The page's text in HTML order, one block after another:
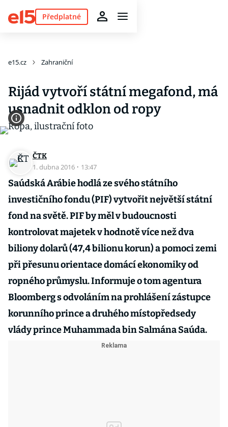
Předplatné
e15.cz Zahraniční
Rijád vytvoří státní megafond, má
usnadnit odklon od ropy
ČTK
1. dubna 2016 · 13:47
Saúdská Arábie hodlá ze svého státního
investičního fondu (PIF) vytvořit největší státní
fond na světě. PIF by měl v budoucnosti
kontrolovat majetek v hodnotě více než dva
biliony dolarů (47,4 bilionu korun) a pomoci zemi
při přesunu orientace domácí ekonomiky od
ropného průmyslu. Informuje o tom agentura
Bloomberg s odvoláním na prohlášení zástupce
korunního prince a druhého místopředsedy
vlády prince Muhammada bin Salmána Saúda.